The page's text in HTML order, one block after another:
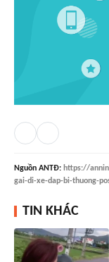
Nguồn ANTĐ: https://
gai-di-xe-dap-bi-thuong-
TIN KHÁC